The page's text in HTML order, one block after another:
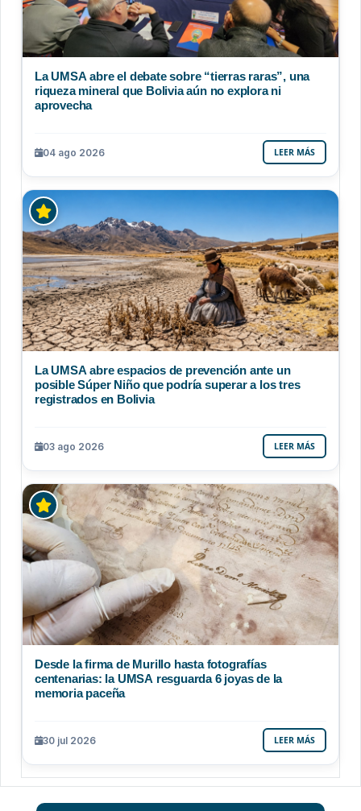
La UMSA abre el debate sobre “tierras raras”, una
riqueza mineral que Bolivia aún no explora ni
aprovecha
04 ago 2026 LEER MÁS
La UMSA abre espacios de prevención ante un
posible Súper Niño que podría superar a los tres
registrados en Bolivia
03 ago 2026 LEER MÁS
Desde la firma de Murillo hasta fotografías
centenarias: la UMSA resguarda 6 joyas de la
memoria paceña
30 jul 2026 LEER MÁS